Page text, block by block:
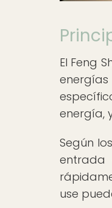
El Feng
energía,
Según
entrada
use